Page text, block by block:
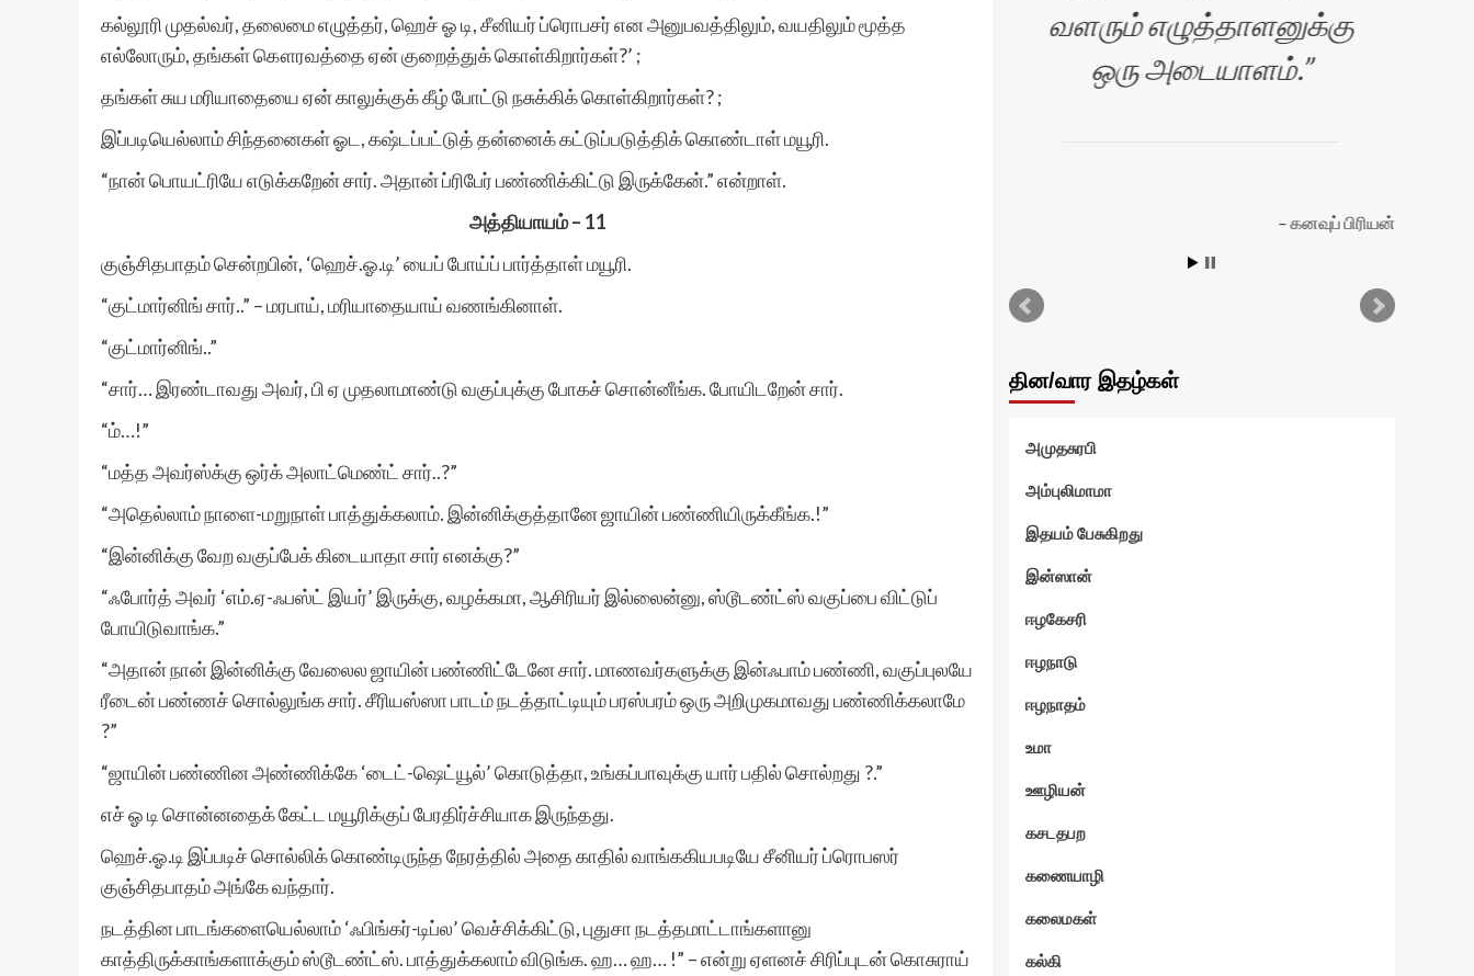
கல்லூரி முதல்வர், தலைமை எழுத்தர், ஹெச் ஓ டி, சீனியர் ப்ரொபசர் என அனுபவத்திலும், வயதிலும் மூத்த
எல்லோரும், தங்கள் கௌரவத்தை ஏன் குறைத்துக் கொள்கிறார்கள்?’ ;
தங்கள் சுய மரியாதையை ஏன் காலுக்குக் கீழ் போட்டு நசுக்கிக் கொள்கிறார்கள்? ;
இப்படியெல்லாம் சிந்தனைகள் ஓட, கஷ்டப்பட்டுத் தன்னைக் கட்டுப்படுத்திக் கொண்டாள் மயூரி.
“நான் பொயட்ரியே எடுக்கறேன் சார். அதான் ப்ரிபேர் பண்ணிக்கிட்டு இருக்கேன்.” என்றாள்.
அத்தியாயம் – 11
குஞ்சிதபாதம் சென்றபின், ‘ஹெச்.ஓ.டி’ யைப் போய்ப் பார்த்தாள் மயூரி.
“குட்மார்னிங் சார்..” – மரபாய், மரியாதையாய் வணங்கினாள்.
“குட்மார்னிங்..”
“சார்… இரண்டாவது அவர், பி ஏ முதலாமாண்டு வகுப்புக்கு போகச் சொன்னீங்க. போயிடறேன் சார்.
“ம்…!”
“மத்த அவர்ஸ்க்கு ஒர்க் அலாட்மெண்ட் சார்..?”
“அதெல்லாம் நாளை-மறுநாள் பாத்துக்கலாம். இன்னிக்குத்தானே ஜாயின் பண்ணியிருக்கீங்க.!”
“இன்னிக்கு வேற வகுப்பேக் கிடையாதா சார் எனக்கு?”
“ஃபோர்த் அவர் ‘எம்.ஏ-ஃபஸ்ட் இயர்’ இருக்கு, வழக்கமா, ஆசிரியர் இல்லைன்னு, ஸ்டூடண்ட்ஸ் வகுப்பை விட்டுப்
போயிடுவாங்க.”
“அதான் நான் இன்னிக்கு வேலைல ஜாயின் பண்ணிட்டேனே சார். மாணவர்களுக்கு இன்ஃபாம் பண்ணி, வகுப்புலயே
ரீடைன் பண்ணச் சொல்லுங்க சார். சீரியஸ்ஸா பாடம் நடத்தாட்டியும் பரஸ்பரம் ஒரு அறிமுகமாவது பண்ணிக்கலாமே
?”
“ஜாயின் பண்ணின அண்ணிக்கே ‘டைட்-ஷெட்யூல்’ கொடுத்தா, உங்கப்பாவுக்கு யார் பதில் சொல்றது ?.”
எச் ஓ டி சொன்னதைக் கேட்ட மயூரிக்குப் பேரதிர்ச்சியாக இருந்தது.
ஹெச்.ஓ.டி இப்படிச் சொல்லிக் கொண்டிருந்த நேரத்தில் அதை காதில் வாங்ககியபடியே சீனியர் ப்ரொபஸர்
குஞ்சிதபாதம் அங்கே வந்தார்.
நடத்தின பாடங்களையெல்லாம் ‘ஃபிங்கர்-டிப்ல’ வெச்சிக்கிட்டு, புதுசா நடத்தமாட்டாங்களானு
காத்திருக்காங்களாக்கும் ஸ்டூடண்ட்ஸ். பாத்துக்கலாம் விடுங்க. ஹ… ஹ… !” – என்று ஏளனச் சிரிப்புடன் கொசுராய்
வளரும் எழுத்தாளனுக்கு
ஒரு அடையாளம்.
கனவுப் பிரியன்
தின/வார இதழ்கள்
அமுதசுரபி
அம்புலிமாமா
இதயம் பேசுகிறது
இன்ஸான்
ஈழகேசரி
ஈழநாடு
ஈழநாதம்
உமா
ஊழியன்
கசடதபற
கணையாழி
கலைமகள்
கல்கி